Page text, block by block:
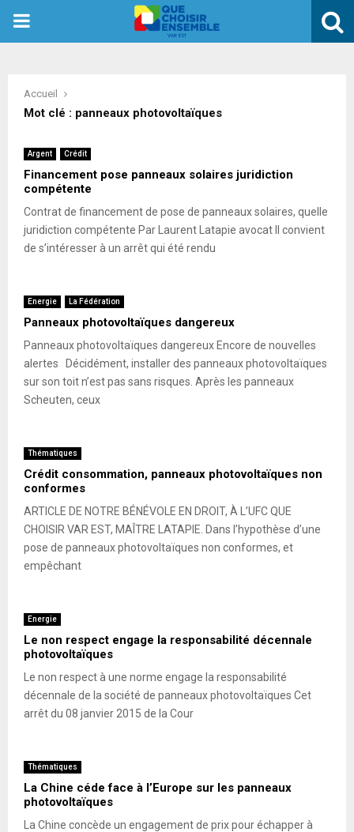
PRIMARY
Accueil
Mot clé : panneaux photovoltaïques
Argent Crédit
Financement pose panneaux solaires juridiction
compétente
Contrat de financement de pose de panneaux solaires, quelle
juridiction compétente Par Laurent Latapie avocat Il convient
de s’intéresser à un arrêt qui été rendu
Energie La Fédération
Panneaux photovoltaïques dangereux
Panneaux photovoltaïques dangereux Encore de nouvelles
alertes Décidément, installer des panneaux photovoltaïques
sur son toit n’est pas sans risques. Après les panneaux
Scheuten, ceux
Thématiques
Crédit consommation, panneaux photovoltaïques non
conformes
ARTICLE DE NOTRE BÉNÉVOLE EN DROIT, À L’UFC QUE
CHOISIR VAR EST, MAÎTRE LATAPIE. Dans l’hypothèse d’une
pose de panneaux photovoltaïques non conformes, et
empêchant
Energie
Le non respect engage la responsabilité décennale
photovoltaïques
Le non respect à une norme engage la responsabilité
décennale de la société de panneaux photovoltaïques Cet
arrêt du 08 janvier 2015 de la Cour
Thématiques
La Chine céde face à l’Europe sur les panneaux
photovoltaïques
La Chine concède un engagement de prix pour échapper à